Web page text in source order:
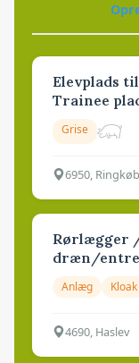
Elevplads
Trainee
Grise
6950,
Rørlægger
dræn/
Anlæg Kloak
4690, Haslev